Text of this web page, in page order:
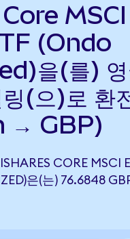
MSCI
(Ondo
을(를) 영
(으)로 환
→ GBP)
CORE MSCI
은(는) 76.6848